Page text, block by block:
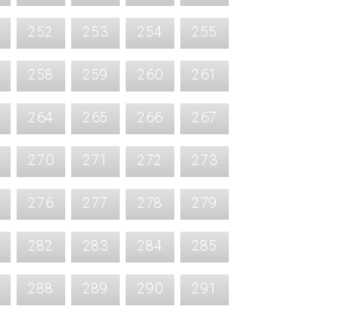
252 253 254 255
258 259 260 261
264 265 266 267
270 271 272 273
276 277 278 279
282 283 284 285
288 289 290 291